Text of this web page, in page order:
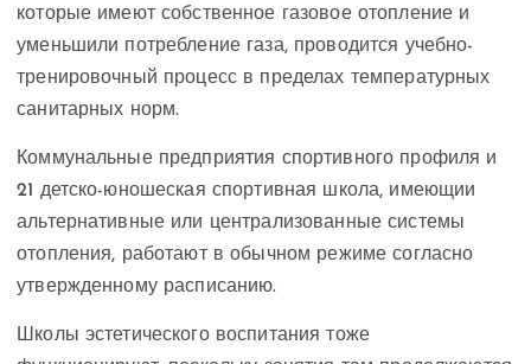
которые имеют собственное газовое отопление и
уменьшили потребление газа, проводится учебно-
тренировочный процесс в пределах температурных
санитарных норм.
Коммунальные предприятия спортивного профиля и
21 детско-юношеская спортивная школа, имеющии
альтернативные или централизованные системы
отопления, работают в обычном режиме согласно
утвержденному расписанию.
Школы эстетического воспитания тоже